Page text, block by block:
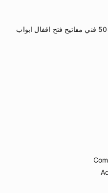
فتح ابواب سيارات الكويت 50805535 فني مفاتيح فتح اقفال ابواب